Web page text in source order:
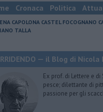
Cronaca Politica
CAPOLONA CASTEL FOCOGNANO
TALLA
— il Blog di Nicola
Ex prof. di Lettere e
pesce; dilettante di
passione per gli